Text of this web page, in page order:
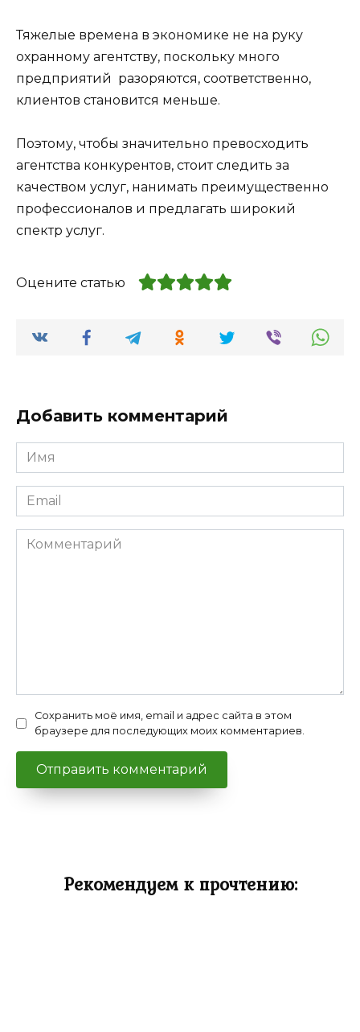
Тяжелые времена в экономике не на руку
охранному агентству, поскольку много
предприятий разоряются, соответственно,
клиентов становится меньше.
Поэтому, чтобы значительно превосходить
агентства конкурентов, стоит следить за
качеством услуг, нанимать преимущественно
профессионалов и предлагать широкий
спектр услуг.
Оцените статью
Добавить комментарий
Имя
*
Email
*
Комментарий
Сохранить моё имя, email и адрес сайта в этом
браузере для последующих моих комментариев.
Рекомендуем к прочтению: